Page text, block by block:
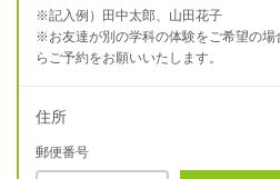
※記入例）田中太郎、山田花子
※お友達が別の学科の体験をご希望の
らご予約をお願いいたします。
住所
郵便番号